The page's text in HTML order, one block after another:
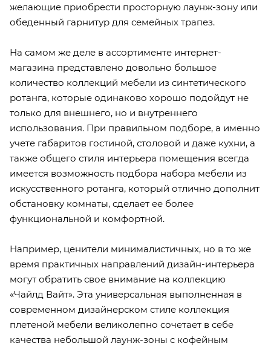
желающие приобрести просторную лаунж-зону или
обеденный гарнитур для семейных трапез.
На самом же деле в ассортименте интернет-
магазина представлено довольно большое
количество коллекций мебели из синтетического
ротанга, которые одинаково хорошо подойдут не
только для внешнего, но и внутреннего
использования. При правильном подборе, а именно
учете габаритов гостиной, столовой и даже кухни, а
также общего стиля интерьера помещения всегда
имеется возможность подбора набора мебели из
искусственного ротанга, который отлично дополнит
обстановку комнаты, сделает ее более
функциональной и комфортной.
Например, ценители минималистичных, но в то же
время практичных направлений дизайн-интерьера
могут обратить свое внимание на коллекцию
«Чайлд Вайт». Эта универсальная выполненная в
современном дизайнерском стиле коллекция
плетеной мебели великолепно сочетает в себе
качества небольшой лаунж-зоны с кофейным